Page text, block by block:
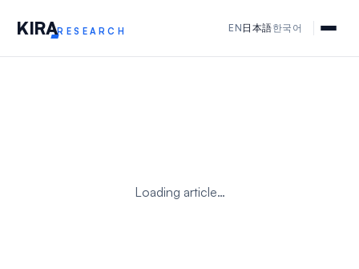
KIRARESEARCH EN 日本語한국어
Loading article…